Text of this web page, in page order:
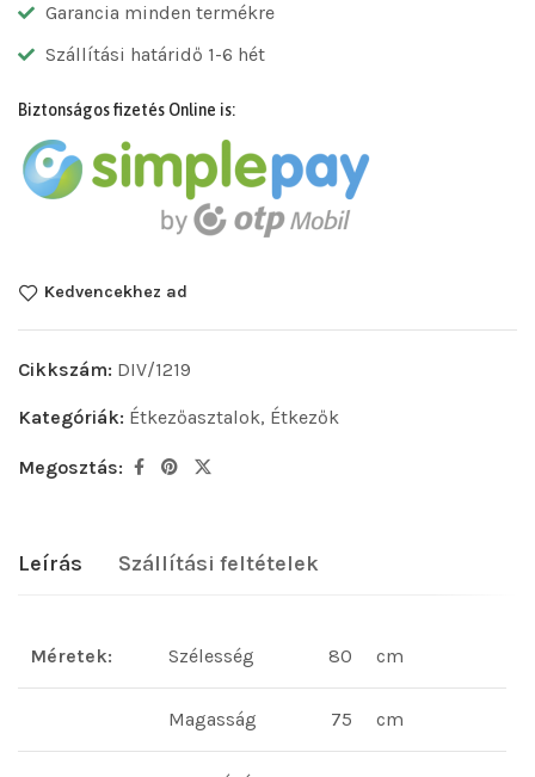
Garancia minden termékre
Szállítási határidő 1-6 hét
Biztonságos fizetés Online is:
Kedvencekhez ad
Cikkszám: DIV/1219
Kategóriák: Étkezőasztalok, Étkezők
Megosztás:
Leírás Szállítási feltételek
Méretek: Szélesség 80 cm
Magasság 75 cm